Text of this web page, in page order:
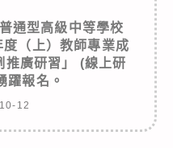
通型高級中等學校
（上）教師專業成
推廣研習」 (線上研
躍報名。
12